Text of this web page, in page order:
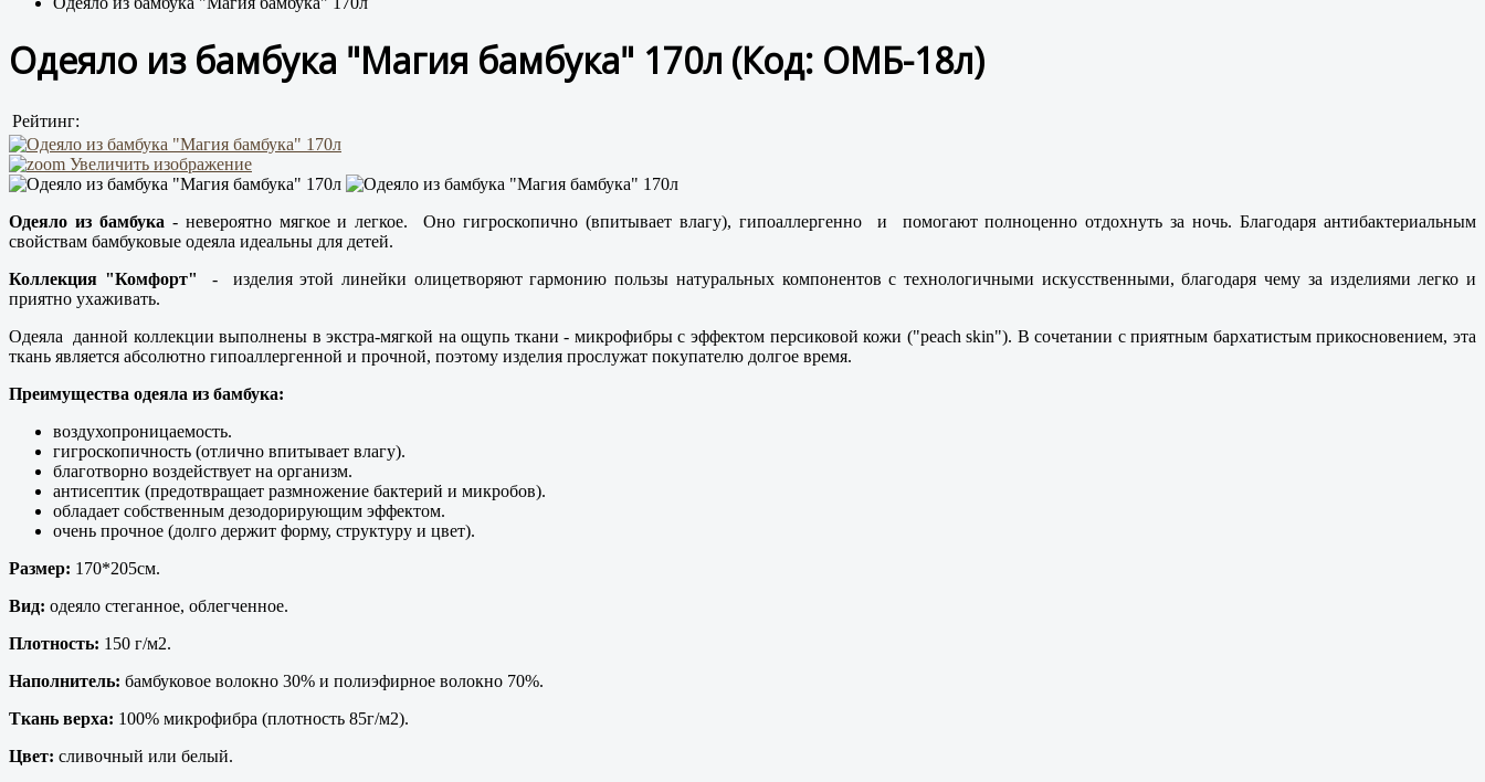
Одеяло из бамбука "Магия бамбука" 170л (Код: ОМБ-18л)
Рейтинг:
Увеличить изображение
Одеяло из бамбука - невероятно мягкое и легкое. Оно гигроскопично (впитывает влагу), гипоаллергенно и помогают полноценно отдохнуть за ночь. Благодаря антибактериальным
свойствам бамбуковые одеяла идеальны для детей.
Коллекция "Комфорт"
- изделия этой линейки олицетворяют гармонию пользы натуральных компонентов с технологичными искусственными, благодаря чему за изделиями легко и
приятно ухаживать.
Одеяла данной коллекции выполнены в экстра-мягкой на ощупь ткани - микрофибры с эффектом персиковой кожи ("peach skin"). В сочетании с приятным бархатистым прикосновением, эта
ткань является абсолютно гипоаллергенной и прочной, поэтому изделия прослужат покупателю долгое время.
Преимущества одеяла из бамбука:
воздухопроницаемость.
гигроскопичность (отлично впитывает влагу).
благотворно воздействует на организм.
антисептик (предотвращает размножение бактерий и микробов).
обладает собственным дезодорирующим эффектом.
очень прочное (долго держит форму, структуру и цвет).
Размер: 170*205см.
Вид: одеяло стеганное, облегченное.
Плотность: 150 г/м2.
Наполнитель: бамбуковое волокно 30% и полиэфирное волокно 70%.
Ткань верха: 100% микрофибра (плотность 85г/м2).
Цвет: сливочный или белый.